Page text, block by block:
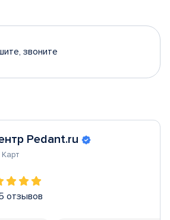
звоните
Pedant.ru
отзывов